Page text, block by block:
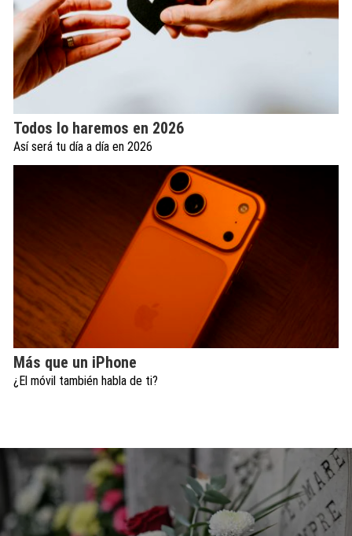
Todos lo haremos en 2026
Así será tu día a día en 2026
Más que un iPhone
¿El móvil también habla de ti?